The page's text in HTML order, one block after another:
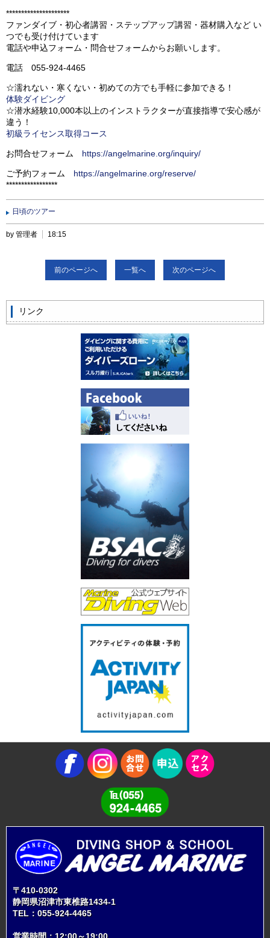
*********************
ファンダイブ・初心者講習・ステップアップ講習・器材購入など い
つでも受け付けています
電話や申込フォーム・問合せフォームからお願いします。
電話 055-924-4465
☆濡れない・寒くない・初めての方でも手軽に参加できる！
体験ダイビング
☆潜水経験10,000本以上のインストラクターが直接指導で安心感が
違う！
初級ライセンス取得コース
お問合せフォーム https://angelmarine.org/inquiry/
ご予約フォーム https://angelmarine.org/reserve/
*****************
日頃のツアー
by 管理者 18:15
前のページへ 一覧へ 次のページへ
リンク
〒410-0302
静岡県沼津市東椎路1434-1
TEL： 055-924-4465